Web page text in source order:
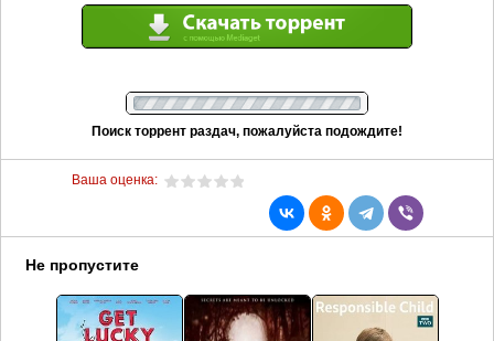
Поиск торрент раздач, пожалуйста подождите!
Ваша оценка:
Не пропустите